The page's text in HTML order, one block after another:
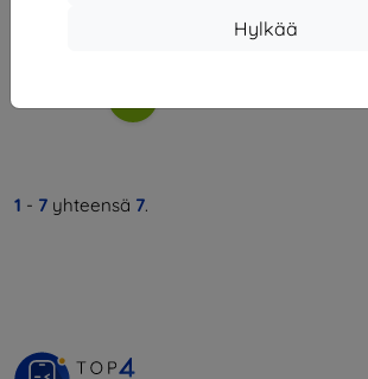
Hylkää
Viimeinen kappale varastossa
1 - 7 yhteensä 7.